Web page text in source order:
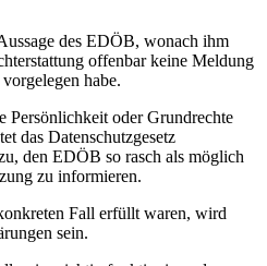
des EDÖB, wonach ihm
offenbar keine Meldung
habe.
Persönlichkeit oder Grundrechte
das Datenschutzgesetz
den EDÖB so rasch als möglich
zu informieren.
Fall erfüllt waren, wird
sein.